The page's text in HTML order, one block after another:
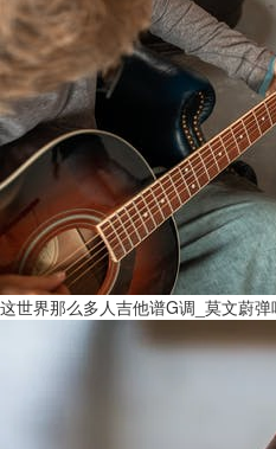
这世界那么多人吉他谱G调_莫文蔚